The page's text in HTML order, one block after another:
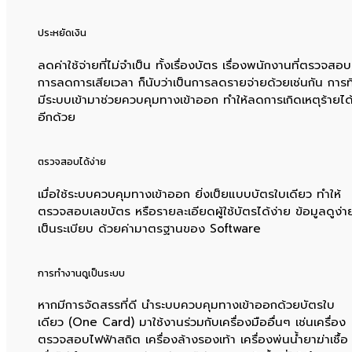
ประหยัดเงิน
ลดค่าใช้จ่ายที่ไม่จำเป็น ทั้งเรื่องบัตร เรื่องพนักงานที่ตรวจสอบ
การลดการเสียเวลา ก็นับว่าเป็นการลดรายจ่ายด้วยเช่นกัน การ
มีระบบเข้ามาช่วยควบคุมทางเข้าออก ทำให้ลดการเกิดเหตุร้ายไ
อีกด้วย
ตรวจสอบได้ง่าย
เมื่อใช้ระบบควบคุมทางเข้าออก ยิ่งเป็ยแบบบัตรใบเดียว ทำให้
ตรวจสอบเลขบัตร หรือรายละเอียดผู้ใช้บัตรได้ง่าย ข้อมูลดูง่า
เป็นระเบียบ ด้วยค่ามาตรฐานของ Software
การทำงานดูเป็นระบบ
หากมีการจัดสรรที่ดี นำระบบควบคุมทางเข้าออกด้วยบัตรใบ
เดียว (One Card) มาใช้งานร่วมกับเครื่องมืออื่นๆ เช่นเครื่อง
ตรวจสอบไฟฟ้าสถิต เครื่องล้างรองเท้า เครื่องพ่นน้ำยาฆ่าเชื้อ